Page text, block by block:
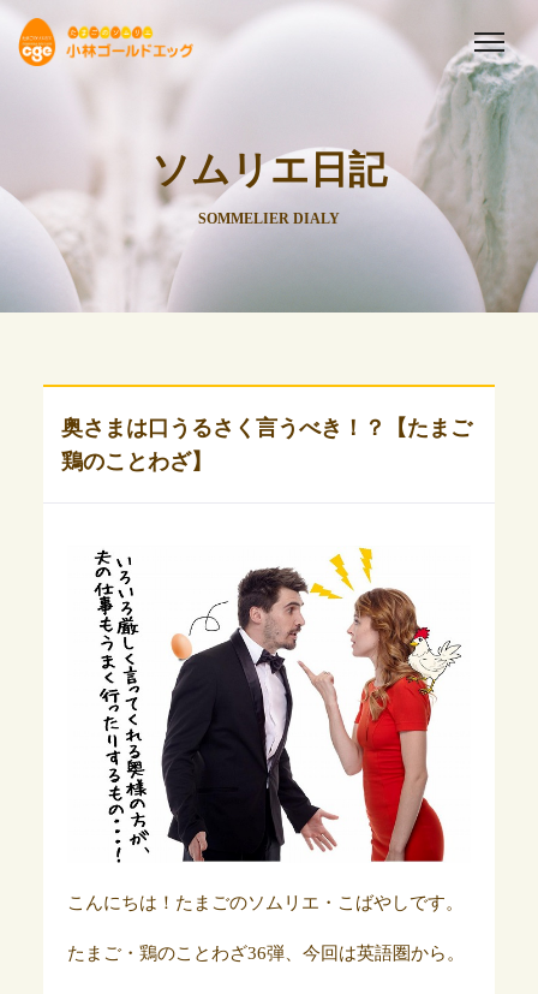
ソムリエ日記
SOMMELIER DIALY
奥さまは口うるさく言うべき！？【たまご
鶏のことわざ】
こんにちは！たまごのソムリエ・こばやしです。
たまご・鶏のことわざ36弾、今回は英語圏から。